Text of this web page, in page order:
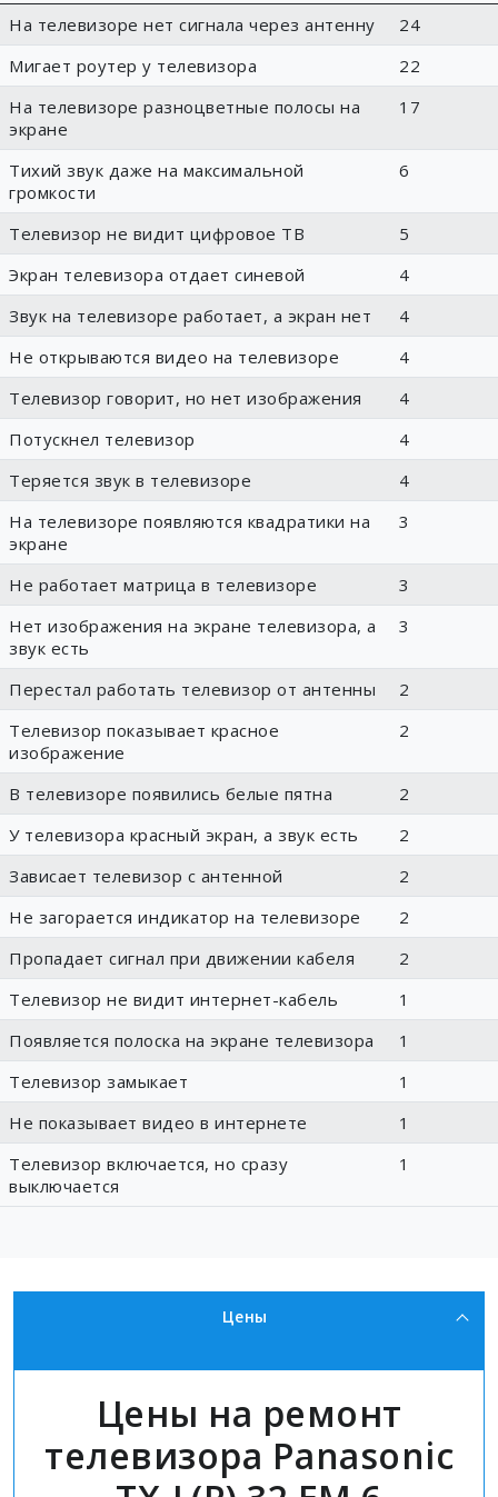
На телевизоре нет сигнала через антенну
24
Мигает роутер у телевизора
22
На телевизоре разноцветные полосы на
экране
17
Тихий звук даже на максимальной
громкости
6
Телевизор не видит цифровое ТВ
5
Экран телевизора отдает синевой
4
Звук на телевизоре работает, а экран нет
4
Не открываются видео на телевизоре
4
Телевизор говорит, но нет изображения
4
Потускнел телевизор
4
Теряется звук в телевизоре
4
На телевизоре появляются квадратики на
экране
3
Не работает матрица в телевизоре
3
Нет изображения на экране телевизора, а
звук есть
3
Перестал работать телевизор от антенны
2
Телевизор показывает красное
изображение
2
В телевизоре появились белые пятна
2
У телевизора красный экран, а звук есть
2
Зависает телевизор с антенной
2
Не загорается индикатор на телевизоре
2
Пропадает сигнал при движении кабеля
2
Телевизор не видит интернет-кабель
1
Появляется полоска на экране телевизора
1
Телевизор замыкает
1
Не показывает видео в интернете
1
Телевизор включается, но сразу
выключается
1
Цены
Цены на ремонт
телевизора Panasonic